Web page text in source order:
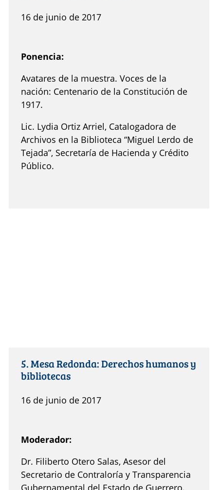
16 de junio de 2017
Ponencia:
Avatares de la muestra. Voces de la
nación: Centenario de la Constitución de
1917.
Lic. Lydia Ortiz Arriel, Catalogadora de
Archivos en la Biblioteca “Miguel Lerdo de
Tejada”, Secretaría de Hacienda y Crédito
Público.
5. Mesa Redonda: Derechos humanos y
bibliotecas
16 de junio de 2017
Moderador:
Dr. Filiberto Otero Salas, Asesor del
Secretario de Contraloría y Transparencia
Gubernamental del Estado de Guerrero.